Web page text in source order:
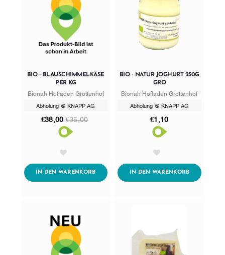
BIO - BLAUSCHIMMELKÄSE
PER KG
Bionah Hofladen Grottenhof
Abholung @ KNAPP AG
€38,00 €35,00
IN DEN WARENKORBADDTOCART
BIO - NATUR JOGHURT 250G
GRO
Bionah Hofladen Grottenhof
Abholung @ KNAPP AG
€1,10
IN DEN WARENKORBADDTOCART